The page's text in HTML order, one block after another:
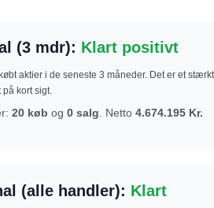
(3 mdr): Klart positivt
aktier i de seneste 3 måneder. Det er et stærkt
kort sigt.
20 køb og 0 salg. Netto 4.674.195 Kr.
(alle handler): Klart